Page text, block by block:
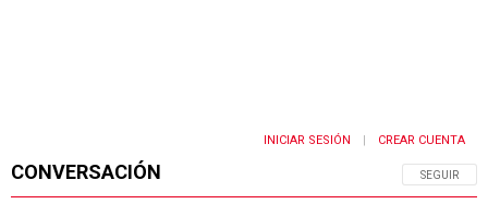
CONVERSACIÓN SIGA ESTA
SEGUIR
INICIAR SESIÓN CREAR CUENTA